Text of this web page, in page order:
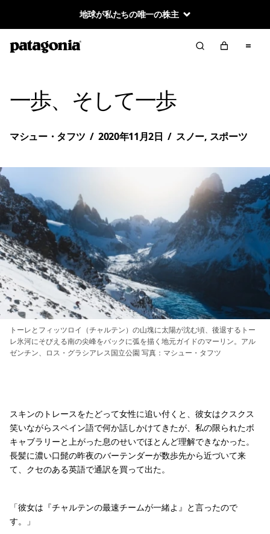
地球が私たちの唯一の株主
一歩、そして一歩
マシュー・タフツ / 2020年11月2日 / スノー, スポーツ
トーレとフィッツロイ（チャルテン）の山塊に太陽が沈む頃、後退するトー
レ氷河にそびえる南の尖峰をバックに弧を描く地元ガイドのマーリン。アル
ゼンチン、ロス・グラシアレス国立公園 写真：マシュー・タフツ
スキンのトレースをたどって女性に追い付くと、彼女はクスクス
笑いながらスペイン語で何か話しかけてきたが、私の限られたボ
キャブラリーと上がった息のせいでほとんど理解できなかった。
長髪に濃い口髭の昨夜のバーテンダーが数歩先から近づいて来
て、クセのある英語で通訳を買って出た。
「彼女は『チャルテンの最速チームが一緒よ』と言ったので
す。」